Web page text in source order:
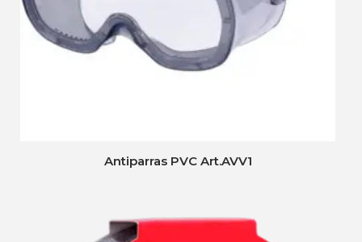
Antiparras PVC Art.AVV1